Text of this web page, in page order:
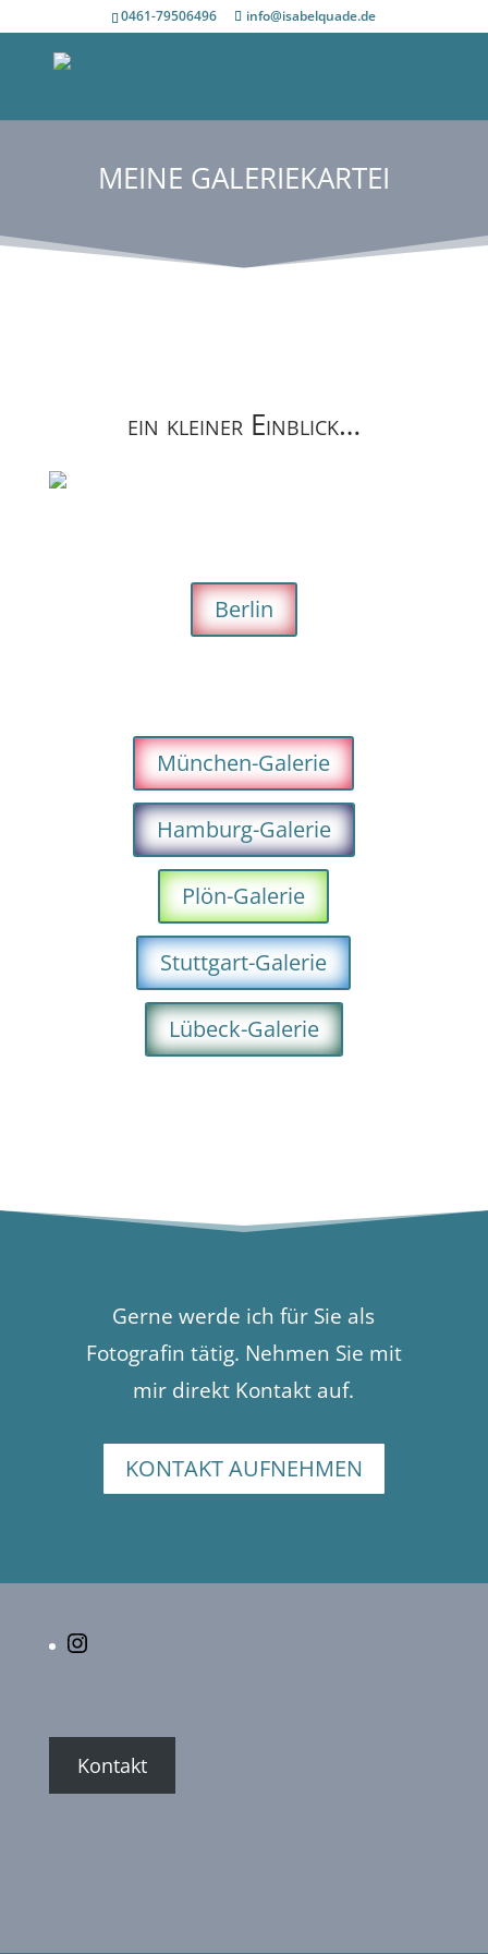
0461-79506496 info@isabelquade.de
MEINE GALERIEKARTEI
ein kleiner Einblick…
Berlin
München-Galerie
Hamburg-Galerie
Plön-Galerie
Stuttgart-Galerie
Lübeck-Galerie
Gerne werde ich für Sie als
Fotografin tätig. Nehmen Sie mit
mir direkt Kontakt auf.
KONTAKT AUFNEHMEN
Kontakt